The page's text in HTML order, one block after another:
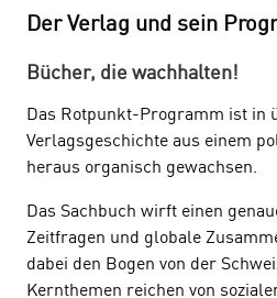
Der Verlag und sein
Bücher, die wachhalten!
Das Rotpunkt-Programm ist in
Verlagsgeschichte aus einem
heraus organisch gewachsen.
Das Sachbuch wirft einen
Zeitfragen und globale
dabei den Bogen von der
Kernthemen reichen von